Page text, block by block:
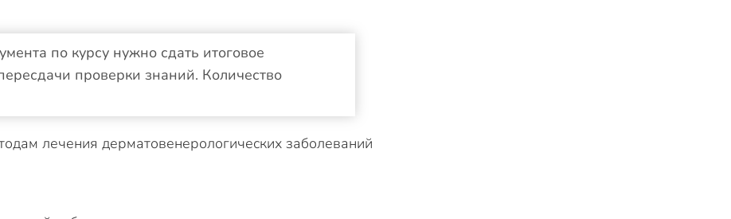
по курсу нужно сдать итоговое
проверки знаний. Количество
лечения дерматовенерологических заболеваний